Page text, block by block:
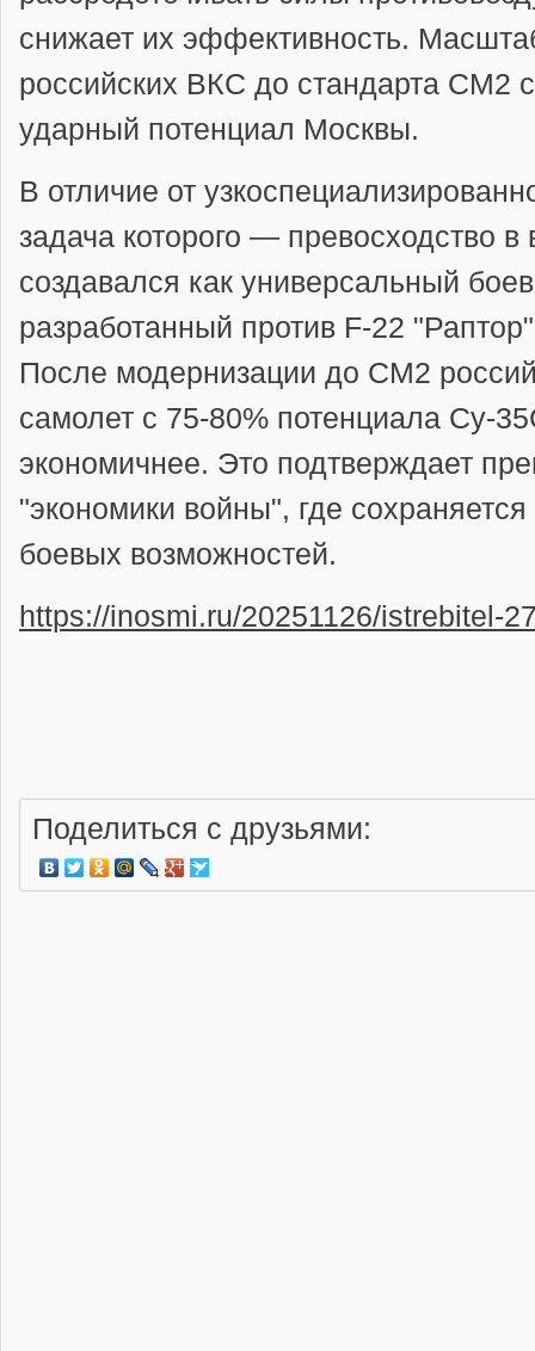
снижает их эффективность.
российских ВКС до стандарта СМ2
ударный потенциал Москвы.
В отличие от
задача которого — превосходство в
создавался как универсальный
разработанный против F-22
После модернизации до СМ2
самолет с 75-80% потенциала Су-
экономичнее. Это подтверждает
"экономики войны", где
боевых возможностей.
https://inosmi.ru/20251126/istrebitel-
Поделиться с друзьями: